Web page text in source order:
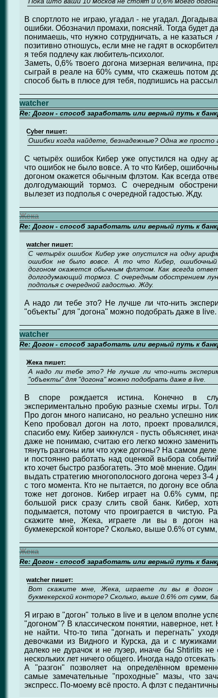
В спортлото не играю, угадал - не угадал.
ошибки. Обозначил промахи, поясняй. Тогда будет
понимаешь, что нужно сотрудничать, а не казаться
позитивно отношусь, если мне не гадят в
я тебя подлечу как любитель-психолог.
Заметь, 0,6% твоего догона мизерная величина,
сыграй в реале на 60% сумм, что скажешь потом
способ быть в плюсе для тебя, подпишись на
watcher
Re: Догон - способ заработать или верный путь к
Cyber пишет:
Ошибки когда найдете, безнадежные? Одна же просто
С четырёх ошибок Кибер уже опустился на одну
что ошибок не было вовсе. А то что Кибер,
догоном окажется обычным флэтом. Как всегда
долгодумающий тормоз. С очередным
вылезет из подполья с очередной гадостью. Жду.
Жека
Re: Догон - способ заработать или верный путь к
watcher пишет:
С четырёх ошибок Кибер уже опустился на одну
ошибок не было вовсе. А то что Кибер,
догоном окажется обычным флэтом. Как всегда
долгодумающий тормоз. С очередным обострением
подполья с очередной гадостью. Жду.
А надо ли тебе это? Не лучше ли что-нить
"объекты" для "догона" можно подобрать даже в live.
watcher
Re: Догон - способ заработать или верный путь к
Жека пишет:
А надо ли тебе это? Не лучше ли что-нить
"объекты" для "догона" можно подобрать даже в live.
В споре рождается истина. Конечно в
экспериментально пробую разные схемы игры.
Про догон много написано, но реально успешно
Keno пробовал догон на лото, проект
спасибо ему. Кибер заикнулся - пусть объясняет,
даже не понимаю, считаю его легко можно
тянуть разгоны или что хуже догоны? На самом
и постоянно работать над оценкой выбора
кто хочет быстро разбогатеть. Это моё мнение.
выдать стратегию многополосного догона через
с того момента. Кто не пытается, по догону все
тоже нет догонов. Кибер играет на 0.6% сумм,
большой риск сразу слить свой банк. Кибер,
подымается, потому что проиграется в чистую.
скажите мне, Жека, играете ли вы в догон
букмекерской конторе? Сколько, выше 0.6% от
Жека
Re: Догон - способ заработать или верный путь к
watcher пишет:
Вот скажите мне, Жека, играете ли вы в догон
букмекерской конторе? Сколько, выше 0.6% от сумм,
Я играю в "догон" только в live и в целом вполне
"догоном"? В классическом понятии, наверное,
не найти. Что-то типа "догнать и перегнать"
девочками из Видного и Курска, да и с
далеко не дурачок и не лузер, иначе бы Shtirlits
нескольких лет ничего общего. Иногда надо
А "разгон" позволяет на определённом
самые замечательные "проходные" мазы, что
экспресс. По-моему всё просто. А флэт с